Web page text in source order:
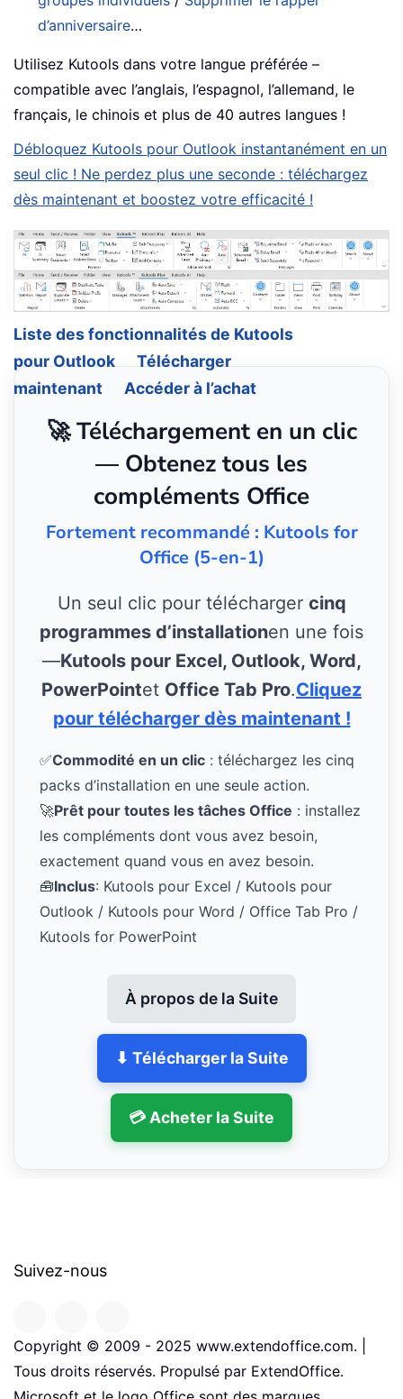
d’anniversaire…
Utilisez Kutools dans votre langue préférée –
compatible avec l’anglais, l’espagnol, l’allemand, le
français, le chinois et plus de 40 autres langues !
Débloquez Kutools pour Outlook instantanément en un
seul clic ! Ne perdez plus une seconde : téléchargez
dès maintenant et boostez votre efficacité !
Liste des fonctionnalités de Kutools
pour Outlook
Télécharger
maintenant
Accéder à l’achat
🚀 Téléchargement en un clic
— Obtenez tous les
compléments Office
Fortement recommandé : Kutools for
Office (5-en-1)
Un seul clic pour télécharger cinq
programmes d’installationen une fois
—Kutools pour Excel, Outlook, Word,
PowerPointet Office Tab Pro.Cliquez
pour télécharger dès maintenant !
✅Commodité en un clic : téléchargez les cinq
packs d’installation en une seule action.
🚀Prêt pour toutes les tâches Office : installez
les compléments dont vous avez besoin,
exactement quand vous en avez besoin.
🧰Inclus: Kutools pour Excel / Kutools pour
Outlook / Kutools pour Word / Office Tab Pro /
Kutools for PowerPoint
À propos de la Suite
⬇ Télécharger la Suite
💳 Acheter la Suite
Suivez-nous
Copyright © 2009 - 2025 www.extendoffice.com. |
Tous droits réservés. Propulsé par ExtendOffice.